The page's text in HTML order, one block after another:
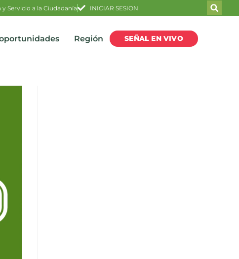
Servicio a la Ciudadanía INICIAR SESION
Región SEÑAL EN VIVO